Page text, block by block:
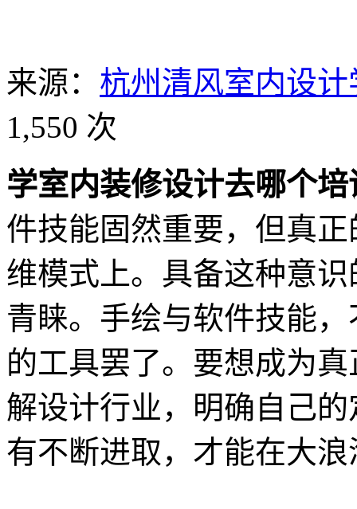
来源： 杭州清风室内设计
1,550 次
学室内装修设计去哪个
件技能固然重要，但真
维模式上。具备这种意
青睐。手绘与软件技能
的工具罢了。要想成为
解设计行业，明确自己
有不断进取，才能在大